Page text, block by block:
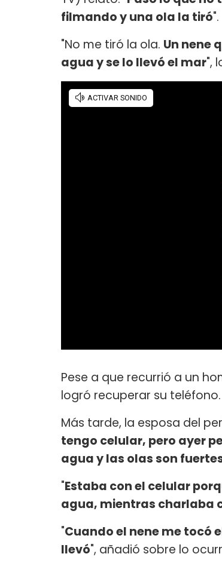
filmando y una ola la tiró".
"No me tiró la ola. Un nene
agua y se lo llevó el mar",
Pese a que recurrió a un
logró recuperar su teléfono.
Más tarde, la esposa del
tengo celular, pero ayer
agua y las olas son
"Estaba con el celular
agua, mientras charlaba
"Cuando el nene me tocó
llevó", añadió sobre lo